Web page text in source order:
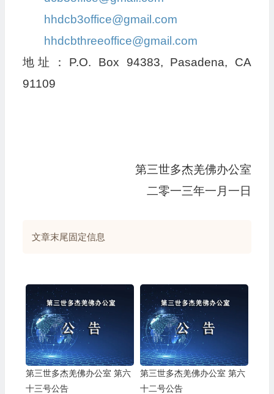
hhdcb3office@gmail.com
hhdcbthreeoffice@gmail.com
地址：P.O. Box 94383, Pasadena, CA
91109
第三世多杰羌佛办公室
二零一三年一月一日
文章末尾固定信息
第三世多杰羌佛办公室 第六
十三号公告
第三世多杰羌佛办公室 第六
十二号公告